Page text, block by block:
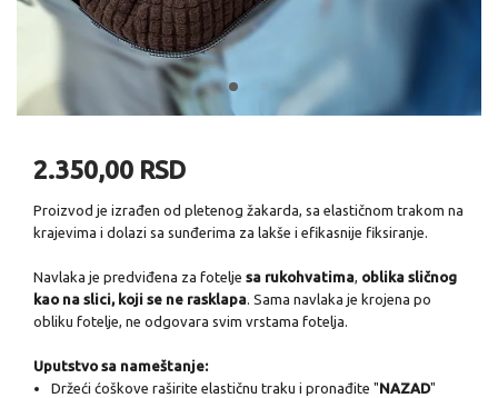
2.350,00 RSD
Proizvod je izrađen od pletenog žakarda, sa elastičnom trakom na
krajevima i dolazi sa sunđerima za lakše i efikasnije fiksiranje.
Navlaka je predviđena za foteljesa rukohvatima, oblika sličnog
kao na slici, koji se ne rasklapa. Sama navlaka je krojena po
obliku fotelje, ne odgovara svim vrstama fotelja.
Uputstvo sa nameštanje:
Držeći ćoškove raširite elastičnu traku i pronađite "NAZAD"